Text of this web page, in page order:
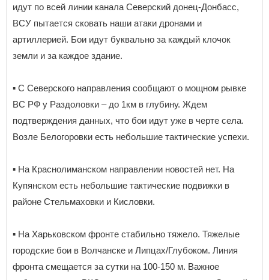
идут по всей линии канала Северский донец-Донбасс,
ВСУ пытается сковать наши атаки дронами и
артиллерией. Бои идут буквально за каждый клочок
земли и за каждое здание.
▪️ С Северского направления сообщают о мощном рывке
ВС РФ у Раздоловки – до 1км в глубину. Ждем
подтверждения данных, что бои идут уже в черте села.
Возле Белогоровки есть небольшие тактические успехи.
▪️ На Краснолиманском направлении новостей нет. На
Купянском есть небольшие тактические подвижки в
районе Стельмаховки и Кисловки.
▪️ На Харьковском фронте стабильно тяжело. Тяжелые
городские бои в Волчанске и Липцах/Глубоком. Линия
фронта смещается за сутки на 100-150 м. Важное